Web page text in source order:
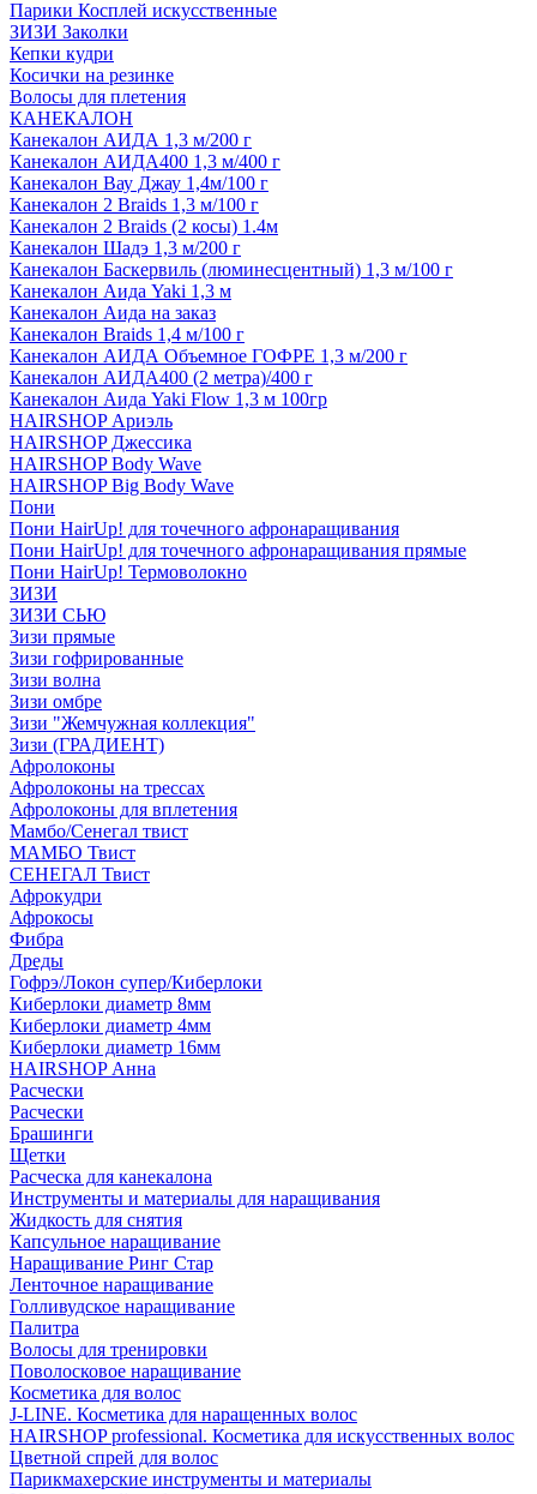
Парики Косплей искусственные
ЗИЗИ Заколки
Кепки кудри
Косички на резинке
Волосы для плетения
КАНЕКАЛОН
Канекалон АИДА 1,3 м/200 г
Канекалон АИДА400 1,3 м/400 г
Канекалон Вау Джау 1,4м/100 г
Канекалон 2 Braids 1,3 м/100 г
Канекалон 2 Braids (2 косы) 1.4м
Канекалон Шадэ 1,3 м/200 г
Канекалон Баскервиль (люминесцентный) 1,3 м/100 г
Канекалон Аида Yaki 1,3 м
Канекалон Аида на заказ
Канекалон Braids 1,4 м/100 г
Канекалон АИДА Объемное ГОФРЕ 1,3 м/200 г
Канекалон АИДА400 (2 метра)/400 г
Канекалон Аида Yaki Flow 1,3 м 100гр
HAIRSHOP Ариэль
HAIRSHOP Джессика
HAIRSHOP Body Wave
HAIRSHOP Big Body Wave
Пони
Пони HairUp! для точечного афронаращивания
Пони HairUp! для точечного афронаращивания прямые
Пони HairUp! Термоволокно
ЗИЗИ
ЗИЗИ СЬЮ
Зизи прямые
Зизи гофрированные
Зизи волна
Зизи омбре
Зизи "Жемчужная коллекция"
Зизи (ГРАДИЕНТ)
Афролоконы
Афролоконы на трессах
Афролоконы для вплетения
Мамбо/Сенегал твист
МАМБО Твист
СЕНЕГАЛ Твист
Афрокудри
Афрокосы
Фибра
Дреды
Гофрэ/Локон супер/Киберлоки
Киберлоки диаметр 8мм
Киберлоки диаметр 4мм
Киберлоки диаметр 16мм
HAIRSHOP Анна
Расчески
Расчески
Брашинги
Щетки
Расческа для канекалона
Инструменты и материалы для наращивания
Жидкость для снятия
Капсульное наращивание
Наращивание Ринг Стар
Ленточное наращивание
Голливудское наращивание
Палитра
Волосы для тренировки
Поволосковое наращивание
Косметика для волос
J-LINE. Косметика для наращенных волос
HAIRSHOP professional. Косметика для искусственных волос
Цветной спрей для волос
Парикмахерские инструменты и материалы